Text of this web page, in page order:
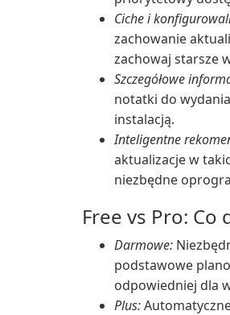
Ciche i
zachowanie
zachowaj starsze
Szczegółowe
notatki do
instalacją.
Inteligentne
aktualizacje w
niezbędne
Free vs Pro: Co
Darmowe:
podstawowe
odpowiedniej dla
Plus: